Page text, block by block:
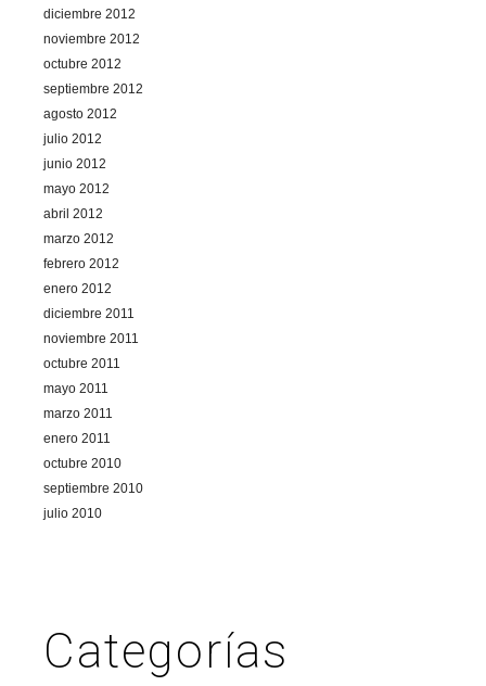
diciembre 2012
noviembre 2012
octubre 2012
septiembre 2012
agosto 2012
julio 2012
junio 2012
mayo 2012
abril 2012
marzo 2012
febrero 2012
enero 2012
diciembre 2011
noviembre 2011
octubre 2011
mayo 2011
marzo 2011
enero 2011
octubre 2010
septiembre 2010
julio 2010
Categorías